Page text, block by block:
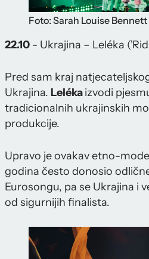
Foto: Sarah Louise Bennett
22.10 - Ukrajina – Leléka
Pred sam kraj
Ukrajina. Lelékaizvodi
tradicionalnih ukrajinskih
produkcije.
Upravo je ovakav etno-
godina često donosio
Eurosongu, pa se Ukrajina i
od sigurnijih finalista.